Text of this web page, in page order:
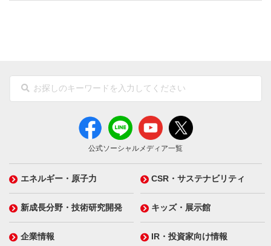
公式ソーシャルメディア一覧
エネルギー・原子力 CSR・サステナビリティ
新成長分野・技術研究開発 キッズ・展示館
企業情報 IR・投資家向け情報